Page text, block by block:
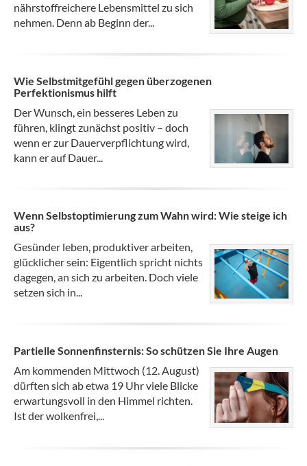
nährstoffreichere Lebensmittel zu sich
nehmen. Denn ab Beginn der...
Wie Selbstmitgefühl gegen überzogenen
Perfektionismus hilft
Der Wunsch, ein besseres Leben zu
führen, klingt zunächst positiv – doch
wenn er zur Dauerverpflichtung wird,
kann er auf Dauer...
Wenn Selbstoptimierung zum Wahn wird: Wie steige ich
aus?
Gesünder leben, produktiver arbeiten,
glücklicher sein: Eigentlich spricht nichts
dagegen, an sich zu arbeiten. Doch viele
setzen sich in...
Partielle Sonnenfinsternis: So schützen Sie Ihre Augen
Am kommenden Mittwoch (12. August)
dürften sich ab etwa 19 Uhr viele Blicke
erwartungsvoll in den Himmel richten.
Ist der wolkenfrei,...